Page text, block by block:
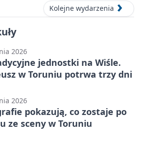
Kolejne wydarzenia
2026
jednostki na Wiśle.
w Toruniu potrwa trzy dni
2026
pokazują, co zostaje po
ze sceny w Toruniu